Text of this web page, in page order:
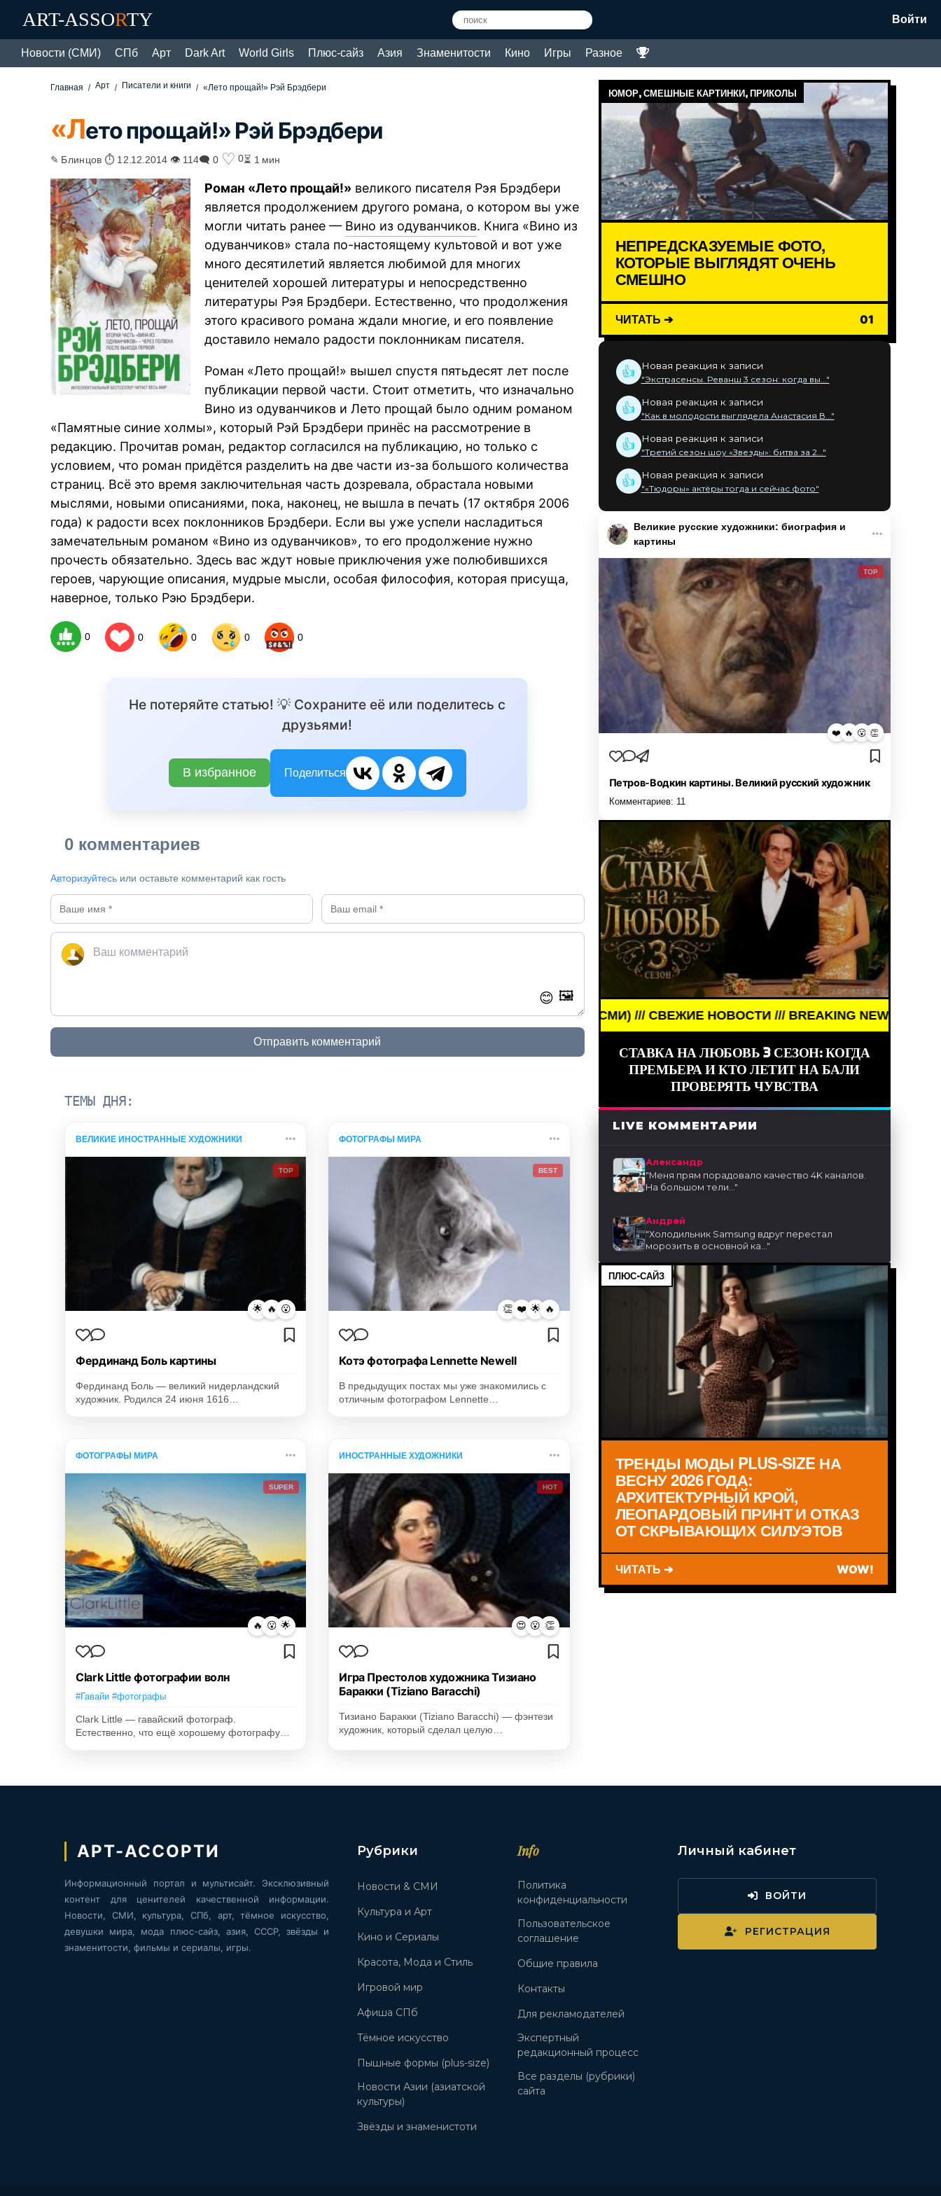
ART-ASSORTY Войти
Новости (СМИ) СПб Арт Dark Art World Girls Плюс-сайз Азия Знаменитости Кино Игры Разное
Главная Арт Писатели и книги «Лето прощай!» Рэй Брэдбери
«Лето прощай!» Рэй Брэдбери
✎ Блинцов ⏱ 12.12.2014 👁 114🗨 0 ♡ 0⏳ 1 мин
Роман «Лето прощай!» великого писателя Рэя Брэдбери
является продолжением другого романа, о котором вы уже
могли читать ранее — Вино из одуванчиков. Книга «Вино из
одуванчиков» стала по-настоящему культовой и вот уже
много десятилетий является любимой для многих
ценителей хорошей литературы и непосредственно
литературы Рэя Брэдбери. Естественно, что продолжения
этого красивого романа ждали многие, и его появление
доставило немало радости поклонникам писателя.
Роман «Лето прощай!» вышел спустя пятьдесят лет после
публикации первой части. Стоит отметить, что изначально
Вино из одуванчиков и Лето прощай было одним романом
«Памятные синие холмы», который Рэй Брэдбери принёс на рассмотрение в
редакцию. Прочитав роман, редактор согласился на публикацию, но только с
условием, что роман придётся разделить на две части из-за большого количества
страниц. Всё это время заключительная часть дозревала, обрастала новыми
мыслями, новыми описаниями, пока, наконец, не вышла в печать (17 октября 2006
года) к радости всех поклонников Брэдбери. Если вы уже успели насладиться
замечательным романом «Вино из одуванчиков», то его продолжение нужно
прочесть обязательно. Здесь вас ждут новые приключения уже полюбившихся
героев, чарующие описания, мудрые мысли, особая философия, которая присуща,
наверное, только Рэю Брэдбери.
0 0 0 0 0
Не потеряйте статью! 💡 Сохраните её или поделитесь с
друзьями!
В избранное Поделиться
0 комментариев
Авторизуйтесь или оставьте комментарий как гость
😊 🖼️
Отправить комментарий
ТЕМЫ ДНЯ:
ВЕЛИКИЕ ИНОСТРАННЫЕ ХУДОЖНИКИ
TOP
🌟 🔥 😮
Фердинанд Боль картины
Фердинанд Боль — великий нидерландский
художник. Родился 24 июня 1616…
ФОТОГРАФЫ МИРА
BEST
👏 ❤️ 🌟 🔥
Котэ фотографа Lennette Newell
В предыдущих постах мы уже знакомились с
отличным фотографом Lennette…
ФОТОГРАФЫ МИРА
SUPER
🔥 😮 🌟
Clark Little фотографии волн
#Гавайи #фотографы
Clark Little — гавайский фотограф.
Естественно, что ещё хорошему фотографу…
ИНОСТРАННЫЕ ХУДОЖНИКИ
HOT
😍 😮 👏
Игра Престолов художника Тизиано
Баракки (Tiziano Baracchi)
Тизиано Баракки (Tiziano Baracchi) — фэнтези
художник, который сделал целую…
ЮМОР, СМЕШНЫЕ КАРТИНКИ, ПРИКОЛЫ
НЕПРЕДСКАЗУЕМЫЕ ФОТО,
КОТОРЫЕ ВЫГЛЯДЯТ ОЧЕНЬ
СМЕШНО
ЧИТАТЬ ➔ 01
👍 Новая реакция к записи
"Экстрасенсы. Реванш 3 сезон: когда вы..."
👍 Новая реакция к записи
"Как в молодости выглядела Анастасия В..."
👍 Новая реакция к записи
"Третий сезон шоу «Звезды»: битва за 2..."
👍 Новая реакция к записи
"«Тюдоры» актёры тогда и сейчас фото"
Великие русские художники: биография и
картины
TOP
❤️ 🔥 😮 👏
Петров-Водкин картины. Великий русский художник
Комментариев: 11
BREAKING NEWS /// НОВОСТИ (СМИ) /// СВЕЖИЕ НОВОСТИ /// BREAKING NEWS /// НОВОСТИ
СТАВКА НА ЛЮБОВЬ 3 СЕЗОН: КОГДА
ПРЕМЬЕРА И КТО ЛЕТИТ НА БАЛИ
ПРОВЕРЯТЬ ЧУВСТВА
LIVE КОММЕНТАРИИ
Александр
"Меня прям порадовало качество 4K каналов.
На большом тели..."
Андрей
"Холодильник Samsung вдруг перестал
морозить в основной ка..."
ПЛЮС-САЙЗ
ТРЕНДЫ МОДЫ PLUS-SIZE НА
ВЕСНУ 2026 ГОДА:
АРХИТЕКТУРНЫЙ КРОЙ,
ЛЕОПАРДОВЫЙ ПРИНТ И ОТКАЗ
ОТ СКРЫВАЮЩИХ СИЛУЭТОВ
ЧИТАТЬ ➔ WOW!
АРТ-АССОРТИ
Информационный портал и мультисайт. Эксклюзивный
контент для ценителей качественной информации.
Новости, СМИ, культура, СПб, арт, тёмное искусство,
девушки мира, мода плюс-сайз, азия, СССР, звёзды и
знаменитости, фильмы и сериалы, игры.
Рубрики
Новости & СМИ
Культура и Арт
Кино и Сериалы
Красота, Мода и Стиль
Игровой мир
Афиша СПб
Тёмное искусство
Пышные формы (plus-size)
Новости Азии (азиатской
культуры)
Звёзды и знаменистоти
Info
Политика
конфиденциальности
Пользовательское
соглашение
Общие правила
Контакты
Для рекламодателей
Экспертный
редакционный процесс
Все разделы (рубрики)
сайта
Личный кабинет
ВОЙТИ
РЕГИСТРАЦИЯ